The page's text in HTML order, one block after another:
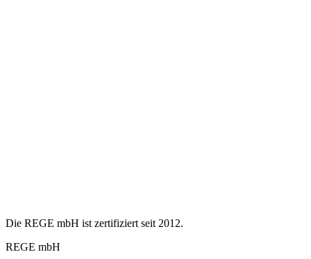
Die REGE mbH ist zertifiziert seit 2012.
REGE mbH